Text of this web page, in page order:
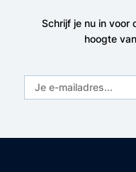
Schrijf je nu in voor
hoogte